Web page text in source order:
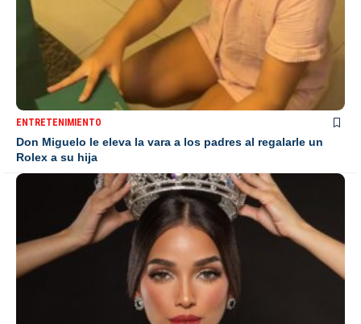
ENTRETENIMIENTO
Don Miguelo le eleva la vara a los padres al regalarle un
Rolex a su hija